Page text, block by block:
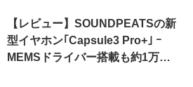
【レビュー】SOUNDPEATSの新
型イヤホン｢Capsule3 Pro+｣ ｰ
MEMSドライバー搭載も約1万円